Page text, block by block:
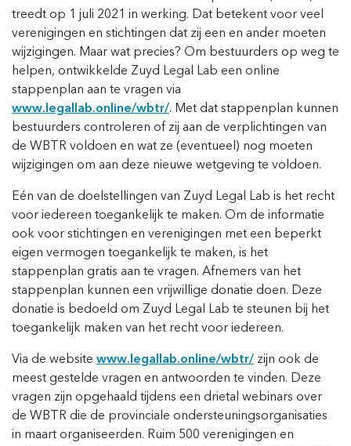
treedt op 1 juli 2021 in werking. Dat betekent voor veel
verenigingen en stichtingen dat zij een en ander moeten
wijzigingen. Maar wat precies? Om bestuurders op weg te
helpen, ontwikkelde Zuyd Legal Lab een online
stappenplan aan te vragen via
www.legallab.online/wbtr/. Met dat stappenplan kunnen
bestuurders controleren of zij aan de verplichtingen van
de WBTR voldoen en wat ze (eventueel) nog moeten
wijzigingen om aan deze nieuwe wetgeving te voldoen.
Eén van de doelstellingen van Zuyd Legal Lab is het recht
voor iedereen toegankelijk te maken. Om de informatie
ook voor stichtingen en verenigingen met een beperkt
eigen vermogen toegankelijk te maken, is het
stappenplan gratis aan te vragen. Afnemers van het
stappenplan kunnen een vrijwillige donatie doen. Deze
donatie is bedoeld om Zuyd Legal Lab te steunen bij het
toegankelijk maken van het recht voor iedereen.
Via de website www.legallab.online/wbtr/ zijn ook de
meest gestelde vragen en antwoorden te vinden. Deze
vragen zijn opgehaald tijdens een drietal webinars over
de WBTR die de provinciale ondersteuningsorganisaties
in maart organiseerden. Ruim 500 verenigingen en